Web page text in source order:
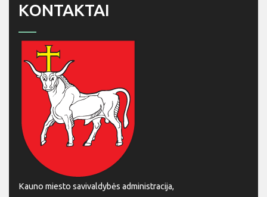
KONTAKTAI
Kauno miesto savivaldybės administracija,